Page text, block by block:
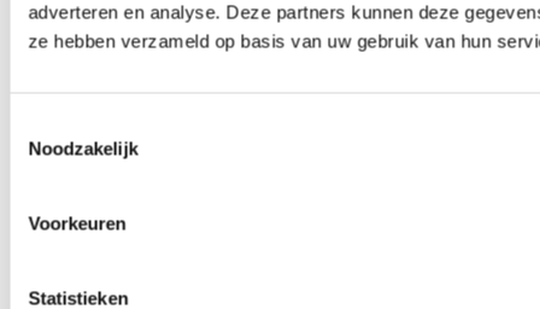
adverteren en analyse. Deze partners kunnen deze
ze hebben verzameld op basis van uw gebruik van hun
Noodzakelijk
Voorkeuren
Statistieken